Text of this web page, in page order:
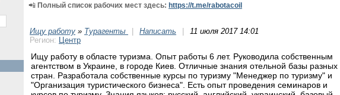
📲 Полный список рабочих мест здесь: https://t.me/rabotacoil
Ищу работу » Турагенты | Написать |
11 июля 2017 14:01
Регион: Центр
Ищу работу в областе туризма. Опыт работы 6 лет. Руководила собственным
агентством в Украине, в городе Киев. Отличные знания отельной базы разных
стран. Разработала собственные курсы по туризму "Менеджер по туризму" и
"Организация туристического бизнеса". Есть опыт проведения семинаров и